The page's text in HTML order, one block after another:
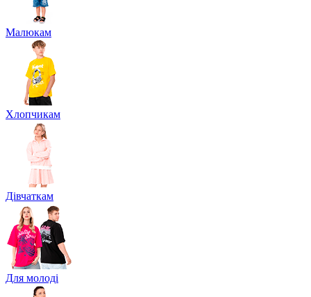
Малюкам
Хлопчикам
Дівчаткам
Для молоді